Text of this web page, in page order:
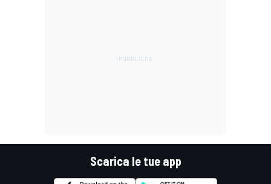
Scarica le tue app